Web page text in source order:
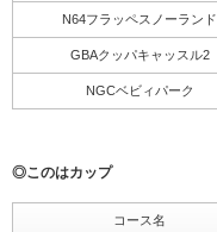
N64フラッペスノーランド
GBAクッパキャッスル2
NGCベビィパーク
◎このはカップ
コース名